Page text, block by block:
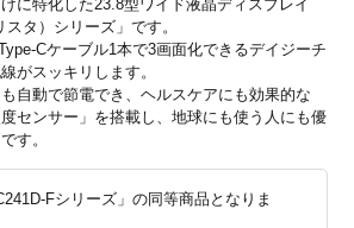
に特化した23.8型ワイド液晶ディスプレイ
スタ）シリーズ」です。
Cケーブル1本で3画面化できるデイジーチ
がスッキリします。
自動で節電でき、ヘルスケアにも効果的な
度センサー」を搭載し、地球にも使う人にも優
す。
Fシリーズ」の同等商品となりま